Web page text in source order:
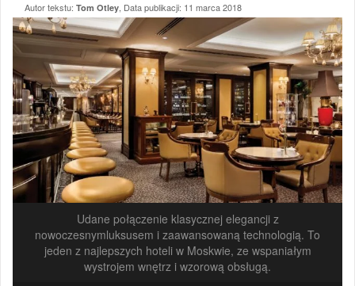
Autor tekstu: Tom Otley , Data publikacji: 11 marca 2018
Udane połączenie klasycznej elegancji z
nowoczesnymluksusem i zaawansowaną technologią. To
jeden z najlepszych hoteli w Moskwie, ze wspaniałym
wystrojem wnętrz i wzorową obsługą.